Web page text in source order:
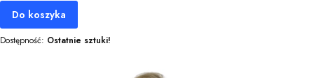
Do koszyka
Dostępność: Ostatnie sztuki!